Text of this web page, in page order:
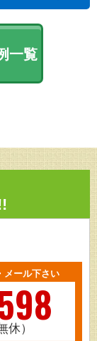
一覧
メール下さい
休）